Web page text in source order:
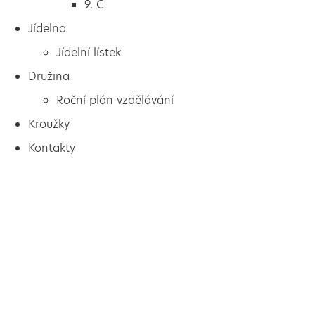
9. C
Jídelna
Jídelní lístek
Družina
Roční plán vzdělávání
Kroužky
Kontakty